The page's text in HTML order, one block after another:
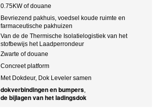
0.75KW of douane
Bevriezend pakhuis, voedsel koude ruimte en
farmaceutische pakhuizen
Van de de Thermische Isolatielogistiek van het
stofbewijs het Laadperrondeur
Zwarte of douane
Concreet platform
Met Dokdeur, Dok Leveler samen
dokverbindingen en bumpers,
de bijlagen van het ladingsdok